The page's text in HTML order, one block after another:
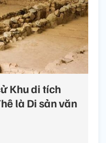
Khu di tích
là Di sản văn